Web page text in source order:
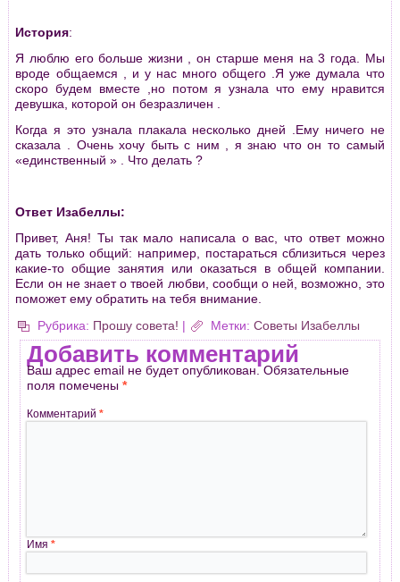
История:
Я люблю его больше жизни , он старше меня на 3 года. Мы
вроде общаемся , и у нас много общего .Я уже думала что
скоро будем вместе ,но потом я узнала что ему нравится
девушка, которой он безразличен .
Когда я это узнала плакала несколько дней .Ему ничего не
сказала . Очень хочу быть с ним , я знаю что он то самый
«единственный » . Что делать ?
Ответ Изабеллы:
Привет, Аня! Ты так мало написала о вас, что ответ можно
дать только общий: например, постараться сблизиться через
какие-то общие занятия или оказаться в общей компании.
Если он не знает о твоей любви, сообщи о ней, возможно, это
поможет ему обратить на тебя внимание.
Рубрика: Прошу совета! | Метки: Советы Изабеллы
Добавить комментарий
Ваш адрес email не будет опубликован. Обязательные
поля помечены*
Комментарий*
Имя*